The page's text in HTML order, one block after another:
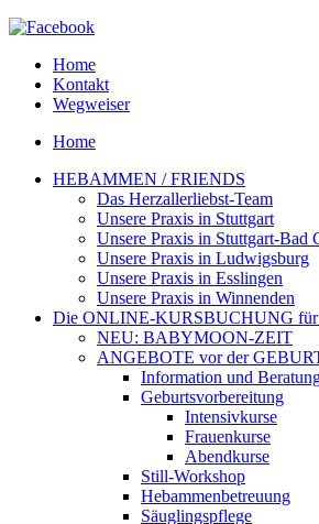
Home
Kontakt
Wegweiser
Home
HEBAMMEN / FRIENDS
Das Herzallerliebst-Team
Unsere Praxis in Stuttgart
Unsere Praxis in Stuttgart-Bad
Unsere Praxis in Ludwigsburg
Unsere Praxis in Esslingen
Unsere Praxis in Winnenden
Die ONLINE-KURSBUCHUNG für
NEU: BABYMOON-ZEIT
ANGEBOTE vor der
Information und
Geburtsvorbereitung
Intensivkurse
Frauenkurse
Abendkurse
Still-Workshop
Hebammenbetreuung
Säuglingspflege